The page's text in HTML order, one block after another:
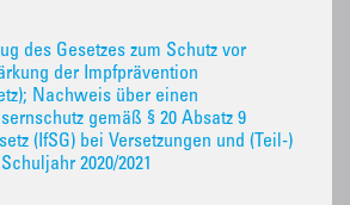
des Gesetzes zum Schutz vor
der Impfprävention
Nachweis über einen
gemäß § 20 Absatz 9
(IfSG) bei Versetzungen und (Teil-)
2020/2021